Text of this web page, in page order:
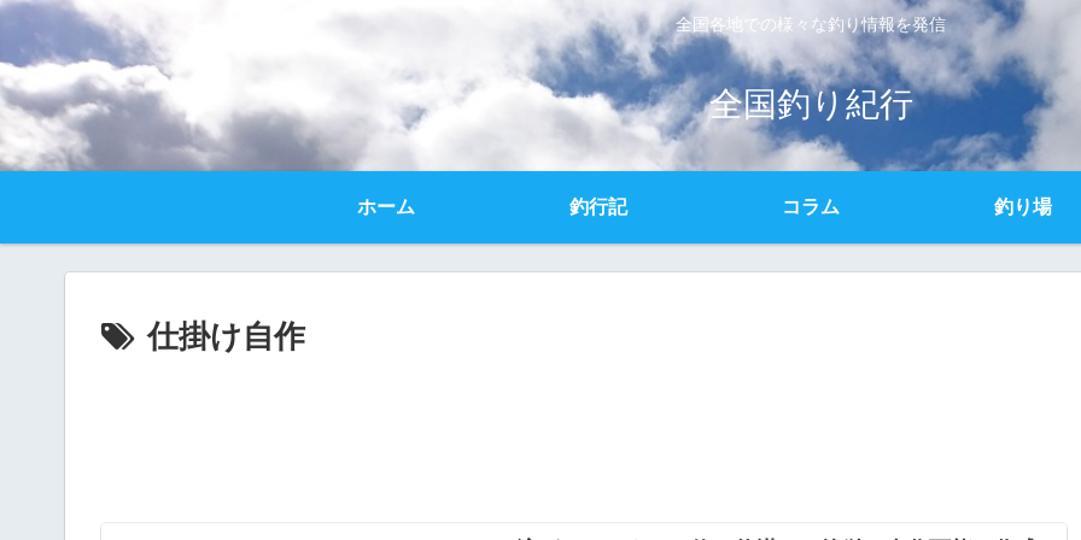
全国各地での様々な釣り情報を発信
全国釣り紀行
ホーム 釣行記 コラム 釣り場
仕掛け自作